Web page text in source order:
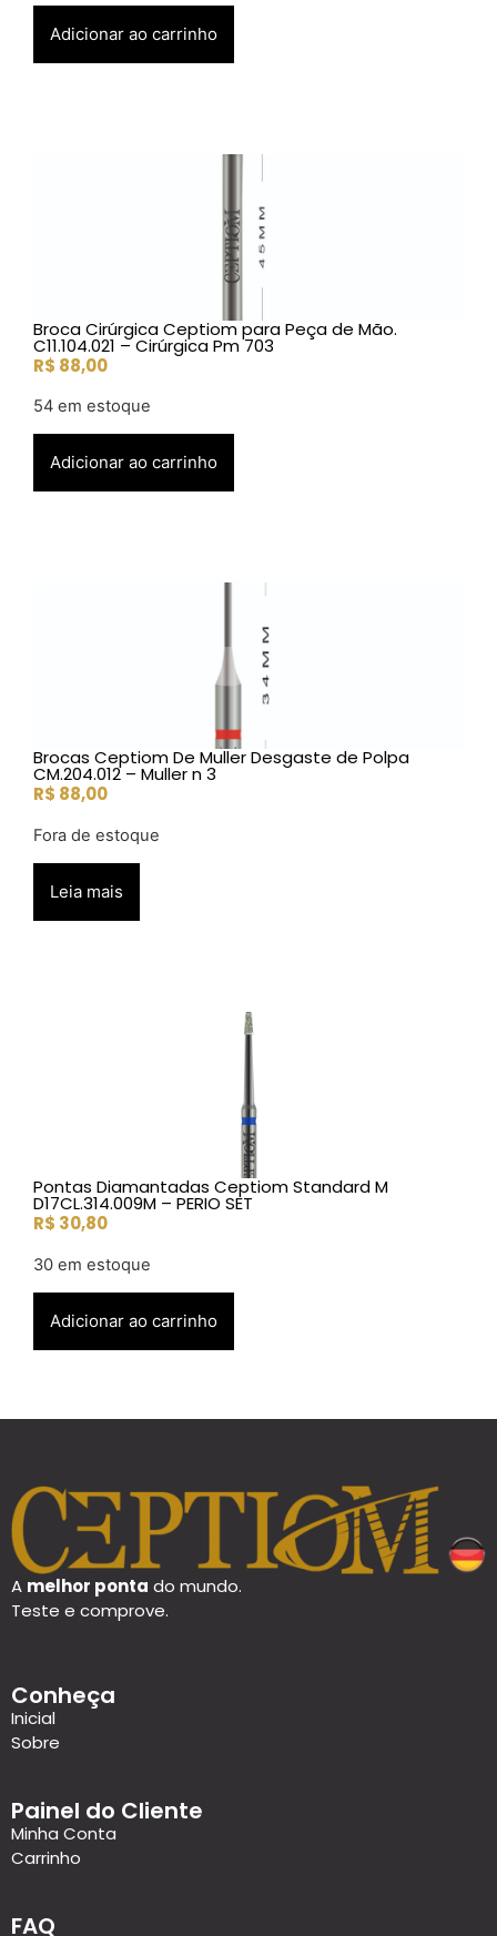
Adicionar ao carrinho
Broca Cirúrgica Ceptiom para Peça de Mão.
C11.104.021 – Cirúrgica Pm 703
R$ 88,00
54 em estoque
Adicionar ao carrinho
Brocas Ceptiom De Muller Desgaste de Polpa
CM.204.012 – Muller n 3
R$ 88,00
Fora de estoque
Leia mais
Pontas Diamantadas Ceptiom Standard M
D17CL.314.009M – PERIO SET
R$ 30,80
30 em estoque
Adicionar ao carrinho
A melhor ponta do mundo.
Teste e comprove.
Conheça
Inicial
Sobre
Painel do Cliente
Minha Conta
Carrinho
FAQ